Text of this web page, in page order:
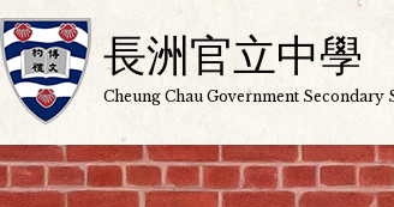
長洲官立中學
Cheung Chau Government Secondary